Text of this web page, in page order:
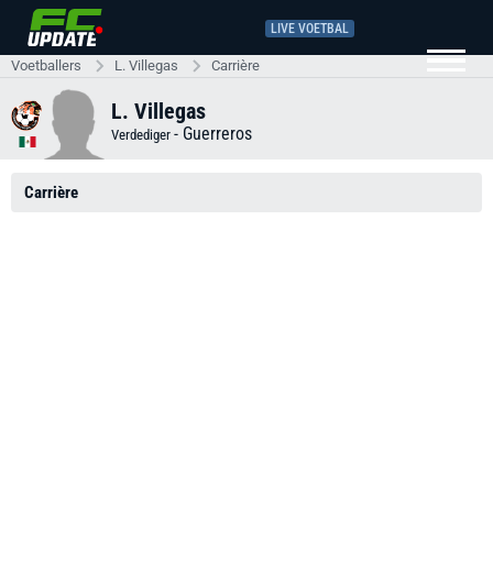
LIVE VOETBAL
Voetballers L. Villegas Carrière
L. Villegas
Verdediger - Guerreros
Carrière